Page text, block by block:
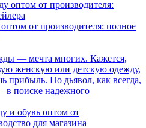
от производителя: полное
— мечта многих. Кажется,
женскую или детскую одежду,
прибыль. Но дьявол, как всегда,
в поиске надежного